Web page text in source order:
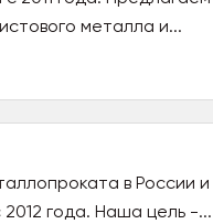
металла и...
в России
года. Наша цель -...